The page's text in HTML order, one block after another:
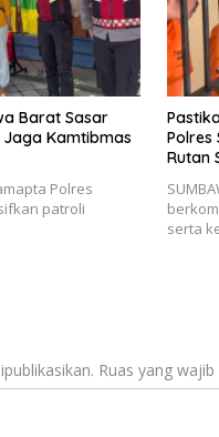
Barat Sasar
Kamtibmas
Polres
patroli
Polres
Rutan
serta
Ruas yang